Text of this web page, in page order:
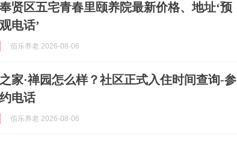
贤区五宅青春里颐养院最新价格、地址‘预
电话’
佰乐养老 2026-08-06
家·禅园怎么样？社区正式入住时间查询-参
电话
佰乐养老 2026-08-06